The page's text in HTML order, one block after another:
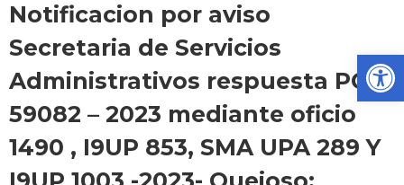
Notificacion por aviso
Secretaria de Servicios
Administrativos respuesta PQR
59082 – 2023 mediante oficio
1490 , I9UP 853, SMA UPA 289 Y